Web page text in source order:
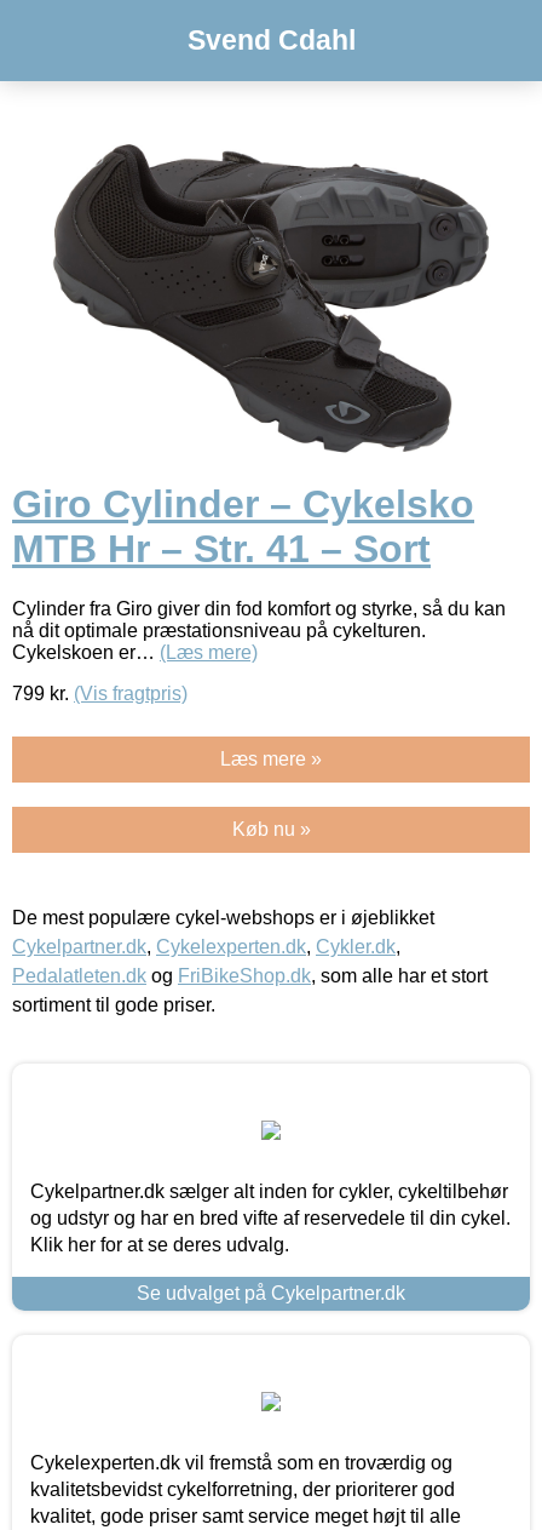
Svend Cdahl
Giro Cylinder – Cykelsko
MTB Hr – Str. 41 – Sort
Cylinder fra Giro giver din fod komfort og styrke, så du kan
nå dit optimale præstationsniveau på cykelturen.
Cykelskoen er… (Læs mere)
799 kr. (Vis fragtpris)
Læs mere »
Køb nu »
De mest populære cykel-webshops er i øjeblikket
Cykelpartner.dk, Cykelexperten.dk, Cykler.dk,
Pedalatleten.dk og FriBikeShop.dk, som alle har et stort
sortiment til gode priser.
Cykelpartner.dk sælger alt inden for cykler, cykeltilbehør
og udstyr og har en bred vifte af reservedele til din cykel.
Klik her for at se deres udvalg.
Se udvalget på Cykelpartner.dk
Cykelexperten.dk vil fremstå som en troværdig og
kvalitetsbevidst cykelforretning, der prioriterer god
kvalitet, gode priser samt service meget højt til alle